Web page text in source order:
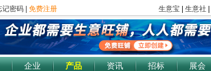
企业 产品 资讯 招标 展会